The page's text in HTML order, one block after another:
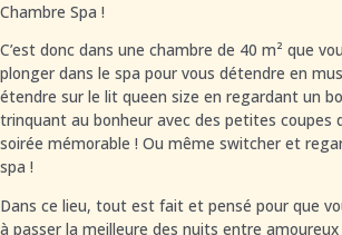
Chambre Spa !
C’est donc dans une chambre de 40 m² que
plonger dans le spa pour vous détendre en
étendre sur le lit queen size en regardant un
trinquant au bonheur avec des petites coupes
soirée mémorable ! Ou même switcher et
spa !
Dans ce lieu, tout est fait et pensé pour que
à passer la meilleure des nuits entre